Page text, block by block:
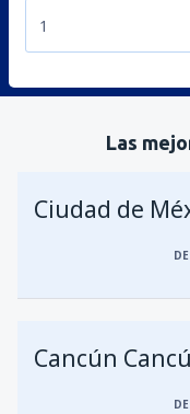
1
Las
DESDE 339
Cancún